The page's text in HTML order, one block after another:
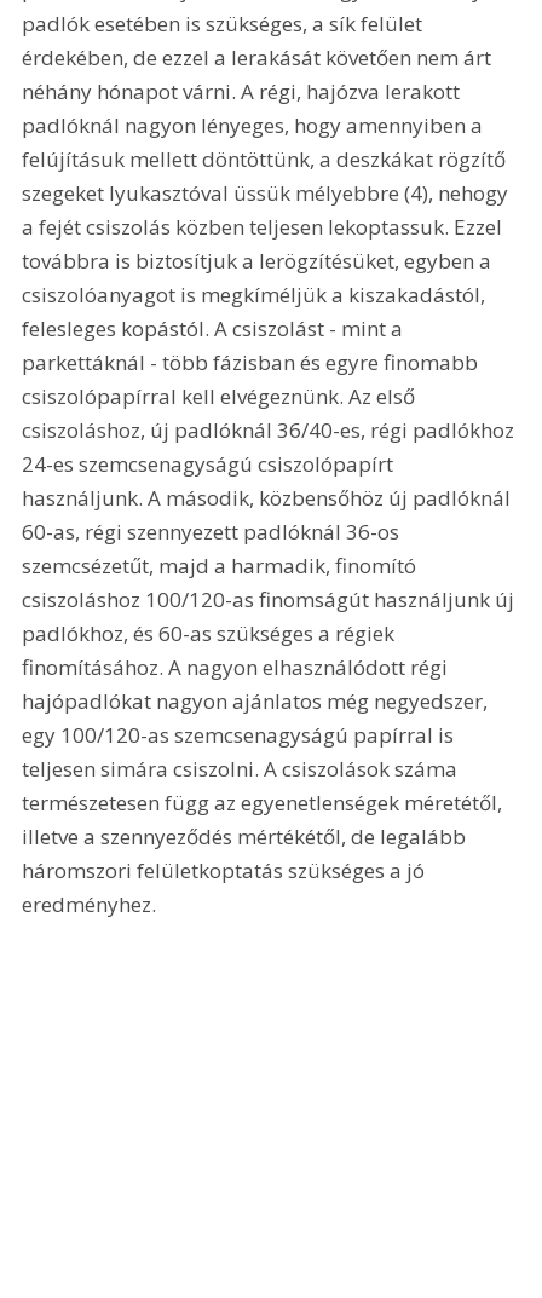
padlók esetében is szükséges, a sík felület
érdekében, de ezzel a lerakását követően nem árt
néhány hónapot várni. A régi, hajózva lerakott
padlóknál nagyon lényeges, hogy amennyiben a
felújításuk mellett döntöttünk, a deszkákat rögzítő
szegeket lyukasztóval üssük mélyebbre (4), nehogy
a fejét csiszolás közben teljesen lekoptassuk. Ezzel
továbbra is biztosítjuk a lerögzítésüket, egyben a
csiszolóanyagot is megkíméljük a kiszakadástól,
felesleges kopástól. A csiszolást - mint a
parkettáknál - több fázisban és egyre finomabb
csiszolópapírral kell elvégeznünk. Az első
csiszoláshoz, új padlóknál 36/40-es, régi padlókhoz
24-es szemcsenagyságú csiszolópapírt
használjunk. A második, közbensőhöz új padlóknál
60-as, régi szennyezett padlóknál 36-os
szemcsézetűt, majd a harmadik, finomító
csiszoláshoz 100/120-as finomságút használjunk új
padlókhoz, és 60-as szükséges a régiek
finomításához. A nagyon elhasználódott régi
hajópadlókat nagyon ajánlatos még negyedszer,
egy 100/120-as szemcsenagyságú papírral is
teljesen simára csiszolni. A csiszolások száma
természetesen függ az egyenetlenségek méretétől,
illetve a szennyeződés mértékétől, de legalább
háromszori felületkoptatás szükséges a jó
eredményhez.